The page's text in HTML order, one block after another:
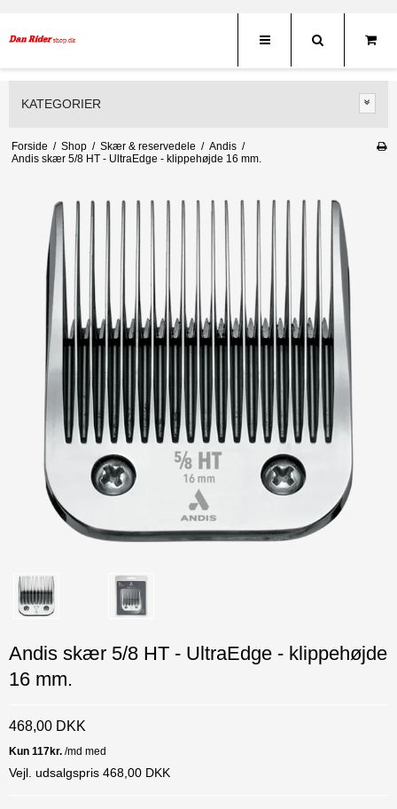
KATEGORIER
Forside / Shop / Skær & reservedele / Andis /
Andis skær 5/8 HT - UltraEdge - klippehøjde 16 mm.
Andis skær 5/8 HT - UltraEdge - klippehøjde
16 mm.
468,00 DKK
Vejl. udsalgspris 468,00 DKK